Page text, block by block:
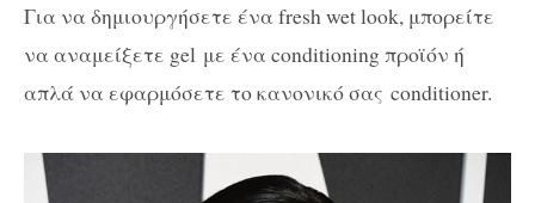
Για να δημιουργήσετε ένα fresh wet look, μπορείτε
να αναμείξετε gel με ένα conditioning προϊόν ή
απλά να εφαρμόσετε το κανονικό σας conditioner.